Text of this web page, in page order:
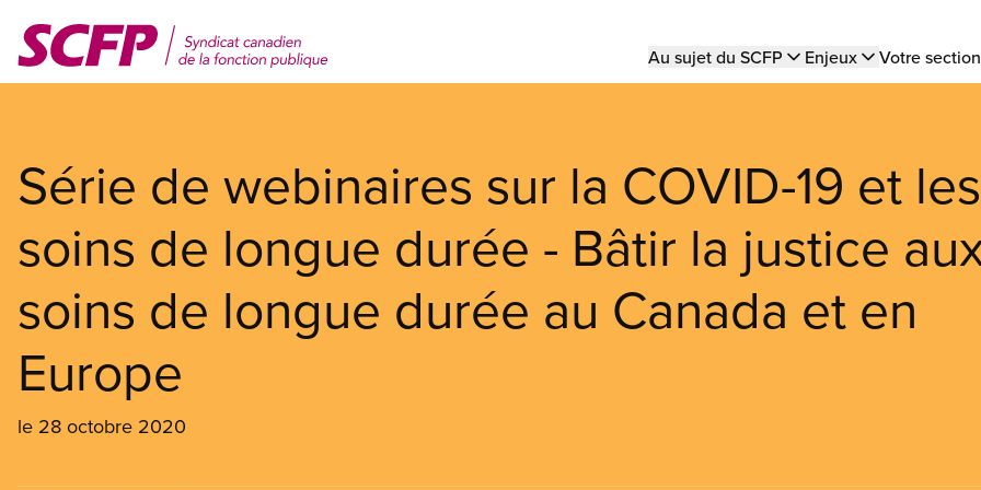
contenu
Main
Au sujet du SCFP Enjeux Votre
Série de webinaires sur la COVID-19 et les
soins de longue durée - Bâtir la justice
soins de longue durée au Canada et en
Europe
le 28 octobre 2020